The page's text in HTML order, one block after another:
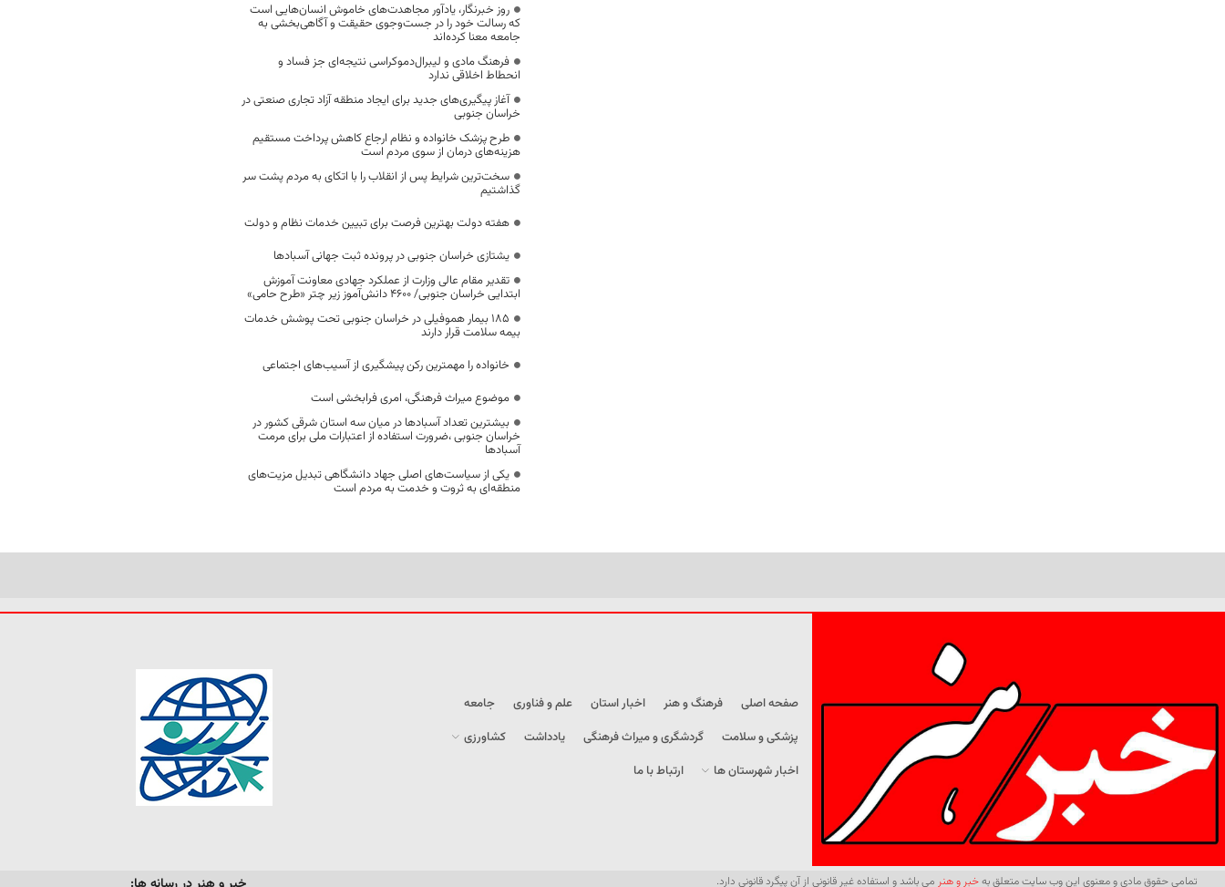
روز خبرنگار، یادآور مجاهدت‌های خاموش انسان‌هایی است
که رسالت خود را در جست‌وجوی حقیقت و آگاهی‌بخشی به
جامعه معنا کرده‌اند
فرهنگ مادی و لیبرال‌دموکراسی نتیجه‌ای جز فساد و
انحطاط اخلاقی ندارد
آغاز پیگیری‌های جدید برای ایجاد منطقه آزاد تجاری صنعتی در
خراسان جنوبی
طرح پزشک خانواده و نظام ارجاع کاهش پرداخت مستقیم
هزینه‌های درمان از سوی مردم است
سخت‌ترین شرایط پس از انقلاب را با اتکای به مردم پشت سر
گذاشتیم
هفته دولت بهترین فرصت برای تبیین خدمات نظام و دولت
یشتازی خراسان جنوبی در پرونده ثبت جهانی آسبادها
تقدیر مقام عالی وزارت از عملکرد جهادی معاونت آموزش
ابتدایی خراسان جنوبی/ ۴۶۰۰ دانش‌آموز زیر چتر «طرح حامی»
۱۸۵ بیمار هموفیلی در خراسان جنوبی تحت پوشش خدمات
بیمه سلامت قرار دارند
خانواده را مهمترین رکن پیشگیری از آسیب‌های اجتماعی
موضوع میراث فرهنگی، امری فرابخشی است
بیشترین تعداد آسبادها در میان سه استان شرقی کشور در
خراسان جنوبی ،ضرورت استفاده از اعتبارات ملی برای مرمت
آسبادها
یکی از سیاست‌های اصلی جهاد دانشگاهی تبدیل مزیت‌های
منطقه‌ای به ثروت و خدمت به مردم است
صفحه اصلی فرهنگ و هنر اخبار استان علم و فناوری
جامعه
پزشکی و سلامت
گردشگری و میراث فرهنگی یادداشت
کشاورزی
اخبار شهرستان ها
ارتباط با ما
تمامی حقوق مادی و معنوی این وب سایت متعلق بهخبر و هنر می باشد و استفاده غیر قانونی از آن پیگرد قانونی دارد.